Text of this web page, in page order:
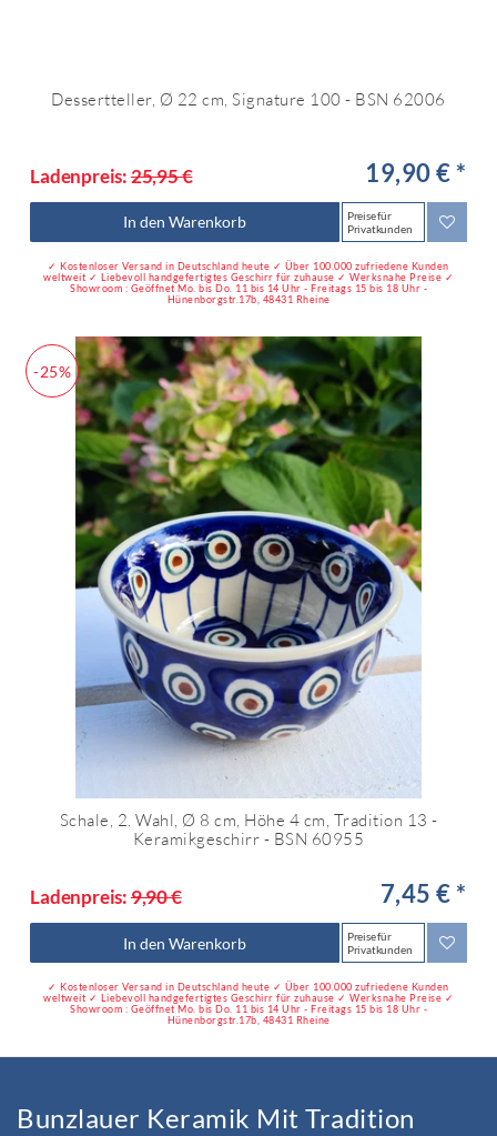
Dessertteller, Ø 22 cm, Signature 100 - BSN 62006
Ladenpreis:25,95 € 19,90 € *
In den Warenkorb
Preise für
Privatkunden
✓ Kostenloser Versand in Deutschland heute ✓ Über 100.000 zufriedene Kunden
weltweit ✓ Liebevoll handgefertigtes Geschirr für zuhause ✓ Werksnahe Preise ✓
Showroom : Geöffnet Mo. bis Do. 11 bis 14 Uhr - Freitags 15 bis 18 Uhr -
Hünenborgstr.17b, 48431 Rheine
-25%
Schale, 2. Wahl, Ø 8 cm, Höhe 4 cm, Tradition 13 -
Keramikgeschirr - BSN 60955
Ladenpreis:9,90 € 7,45 € *
In den Warenkorb
Preise für
Privatkunden
✓ Kostenloser Versand in Deutschland heute ✓ Über 100.000 zufriedene Kunden
weltweit ✓ Liebevoll handgefertigtes Geschirr für zuhause ✓ Werksnahe Preise ✓
Showroom : Geöffnet Mo. bis Do. 11 bis 14 Uhr - Freitags 15 bis 18 Uhr -
Hünenborgstr.17b, 48431 Rheine
Bunzlauer Keramik Mit Tradition